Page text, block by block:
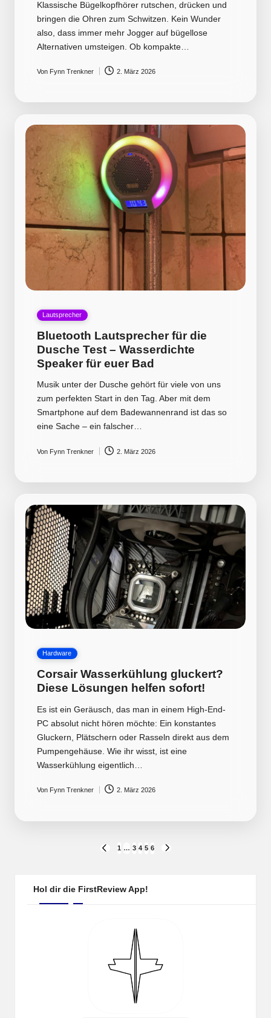
Klassische Bügelkopfhörer rutschen, drücken und
bringen die Ohren zum Schwitzen. Kein Wunder
also, dass immer mehr Jogger auf bügellose
Alternativen umsteigen. Ob kompakte…
Posted
Von Fynn Trenkner 2. März 2026
Posted
Lautsprecher
Bluetooth Lautsprecher für die
Dusche Test – Wasserdichte
Speaker für euer Bad
Musik unter der Dusche gehört für viele von uns
zum perfekten Start in den Tag. Aber mit dem
Smartphone auf dem Badewannenrand ist das so
eine Sache – ein falscher…
Posted
Von Fynn Trenkner 2. März 2026
Posted
Hardware
Corsair Wasserkühlung gluckert?
Diese Lösungen helfen sofort!
Es ist ein Geräusch, das man in einem High-End-
PC absolut nicht hören möchte: Ein konstantes
Gluckern, Plätschern oder Rasseln direkt aus dem
Pumpengehäuse. Wie ihr wisst, ist eine
Wasserkühlung eigentlich…
Posted
Von Fynn Trenkner 2. März 2026
Seitennummerierung
Beiträge
PREVIOUS
1 … 3 4 5 6
Hol dir die FirstReview App!